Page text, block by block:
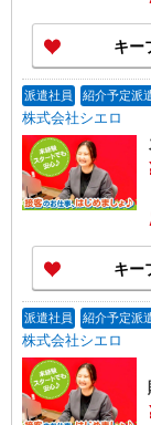
キー
派遣社員 紹介予定派
株式会社シエロ
キー
派遣社員 紹介予定派
株式会社シエロ